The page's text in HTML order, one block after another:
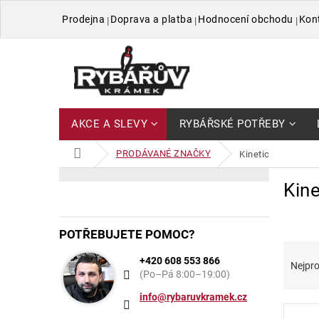
Prodejna Doprava a platba Hodnocení obchodu
AKCE A SLEVY RYBÁŘSKÉ POTŘEBY
DOMŮ PRODÁVANÉ ZNAČKY kinetic
t
r
n
n
POTŘEBUJETE POMOC?
+420 608 553 866
(Po–Pá 8:00–19:00)
info@rybaruvkramek.cz
ý
d